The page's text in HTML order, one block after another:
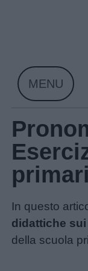
MENU
In questo
didattiche
della scuola